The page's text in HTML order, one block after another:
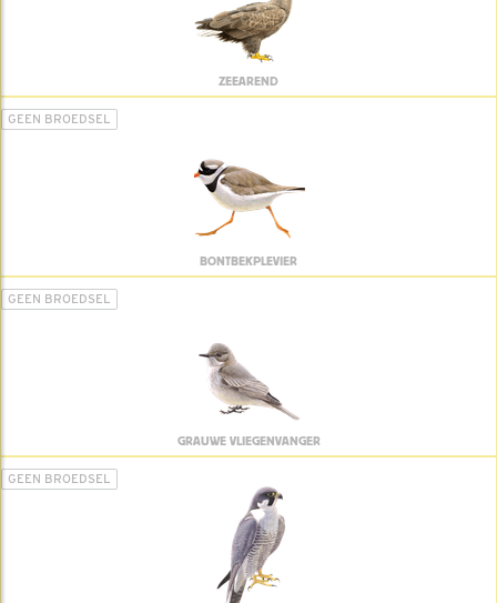
ZEEAREND
GEEN BROEDSEL
BONTBEKPLEVIER
GEEN BROEDSEL
GRAUWE VLIEGENVANGER
GEEN BROEDSEL